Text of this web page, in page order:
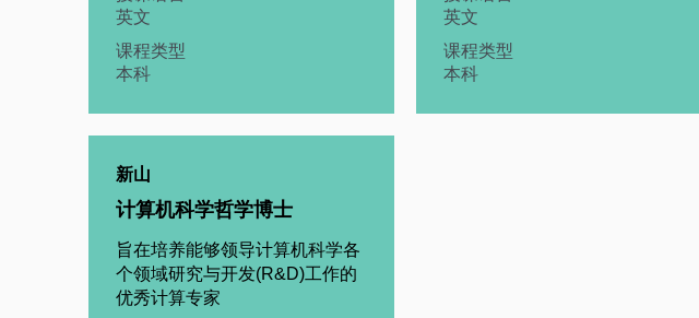
英文
课程类型
本科
英文
课程类型
本科
新山
计算机科学哲学博士
旨在培养能够领导计算机科学各
个领域研究与开发(R&D)工作的
优秀计算专家